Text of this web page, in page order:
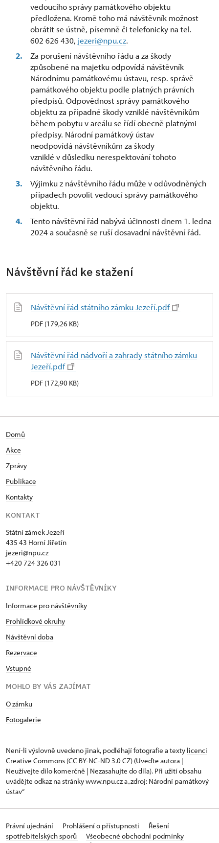
vedoucího správy památkového objektu
předložena. Kromě toho má návštěvník možnost
obrátit se ústně, písemně či telefonicky na tel.
602 626 430, jezeri@npu.cz.
Za porušení návštěvního řádu a za škody
způsobené na majetku odpovídá návštěvník
Národnímu památkovému ústavu, resp. správě
památkového objektu podle platných právních
předpisů. Odpovědnost správy památkového
objektu za případné škody vzniklé návštěvníkům
během pobytu v areálu se řídí obecně platnými
předpisy. Národní památkový ústav
neodpovídá návštěvníkům za škody
vzniklé v důsledku nerespektování tohoto
návštěvního řádu.
Výjimku z návštěvního řádu může v odůvodněných
případech povolit vedoucí správy památkového
objektu.
Tento návštěvní řád nabývá účinnosti dnem 1. ledna
2024 a současně se ruší dosavadní návštěvní řád.
Návštěvní řád ke stažení
Návštěvní řád státního zámku Jezeří.pdf
PDF (179,26 KB)
Návštěvní řád nádvoří a zahrady státního zámku
Jezeří.pdf
PDF (172,90 KB)
Domů
Akce
Zprávy
Publikace
Kontakty
KONTAKT
Státní zámek Jezeří
435 43 Horní Jiřetín
jezeri@npu.cz
+420 724 326 031
INFORMACE PRO NÁVŠTĚVNÍKY
Informace pro návštěvníky
Prohlídkové okruhy
Návštěvní doba
Rezervace
Vstupné
MOHLO BY VÁS ZAJÍMAT
O zámku
Fotogalerie
Není-li výslovně uvedeno jinak, podléhají fotografie a texty licenci
Creative Commons (CC BY-NC-ND 3.0 CZ) (Uveďte autora |
Neužívejte dílo komerčně | Nezasahujte do díla). Při užití obsahu
uvádějte odkaz na stránky www.npu.cz a „zdroj: Národní památkový
ústav“
Právní ujednání Prohlášení o přístupnosti
Řešení
spotřebitelských sporů
Všeobecné obchodní podmínky